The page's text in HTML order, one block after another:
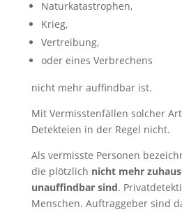
Naturkatastrophen,
Krieg,
Vertreibung,
oder eines Verbrechens
nicht mehr auffindbar ist.
Mit Vermisstenfällen solcher
Detekteien in der Regel nicht.
Als vermisste Personen
die plötzlich nicht mehr
unauffindbar sind.
Menschen. Auftraggeber sind